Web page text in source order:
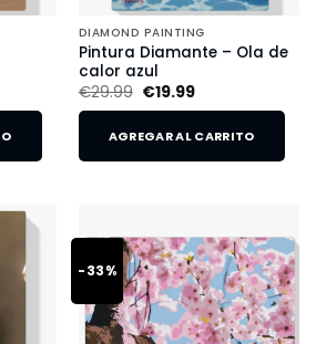
DIAMOND PAINTING
Pintura Diamante – Ola de
calor azul
€29.99 €19.99
AGREGAR AL CARRITO
-33%